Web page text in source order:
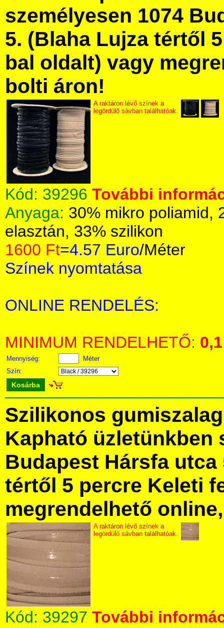
személyesen 1074
5. (Blaha Lujza tértől
bal oldalt) vagy
bolti áron!
A raktáron lévő színek a
legördülő sávban találhatóak.
Kód: 39296 További
Anyaga: 30% mikro poliamid,
elasztán, 33% szilikon
1600 Ft=4.57 Euro/Méter
Színek nyomtatása
ONLINE RENDELÉS:
MINIMUM RENDELHETŐ: 0,1
Mennyiség:
Méter
Szín:
Kosárba
Szilikonos
Kapható üzletünkben
Budapest Hársfa utca
tértől 5 percre Keleti
megrendelhető
A raktáron lévő színek a
legördülő sávban találhatóak.
Kód: 39297 További